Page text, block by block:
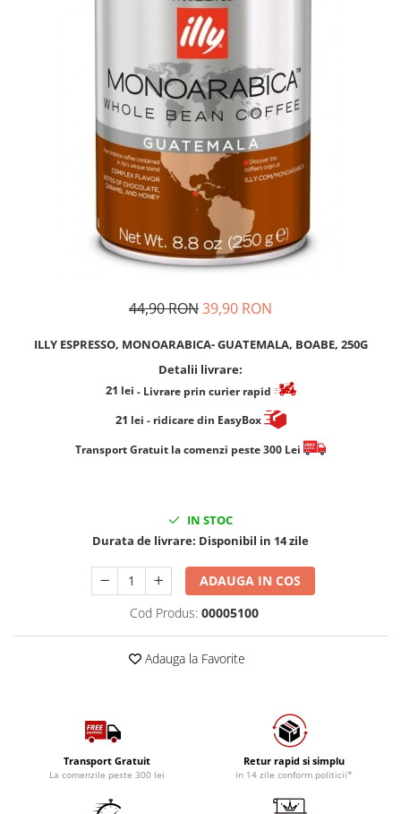
Cafea macinata
Cafea Solubila
44,90 RON39,90 RON
ILLY ESPRESSO, MONOARABICA- GUATEMALA, BOABE, 250G
Detalii livrare:
21 lei - Livrare prin curier rapid
21 lei - ridicare din EasyBox
​​​​​​Transport Gratuit la comenzi peste 300 Lei
IN STOC
Durata de livrare: Disponibil in 14 zile
ADAUGA IN COS
Cod Produs: 00005100
Adauga la Favorite
Transport Gratuit
La comenzile peste 300 lei
Retur rapid si simplu
in 14 zile conform politicii*